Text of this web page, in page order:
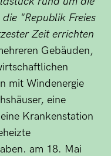
"Republik Freies
Zeit errichten
Gebäuden,
mit Windenergie
eine
Krankenstation
am 18. Mai